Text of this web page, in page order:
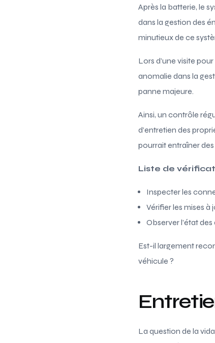
Après la batterie, le
dans la gestion des
minutieux de ce
Lors d’une visite
anomalie dans la
panne majeure.
Ainsi, un contrôle
d’entretien des
pourrait entraîner
Liste de
Inspecter les
Vérifier les mises
Observer l’état
Est-il largement
véhicule ?
La question de la